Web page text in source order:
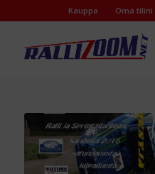
Kauppa Oma tilini